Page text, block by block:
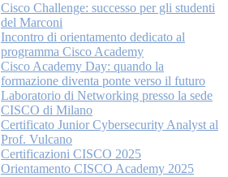
Cisco Challenge: successo per gli studenti
del Marconi
Incontro di orientamento dedicato al
programma Cisco Academy
Cisco Academy Day: quando la
formazione diventa ponte verso il futuro
Laboratorio di Networking presso la sede
CISCO di Milano
Certificato Junior Cybersecurity Analyst al
Prof. Vulcano
Certificazioni CISCO 2025
Orientamento CISCO Academy 2025